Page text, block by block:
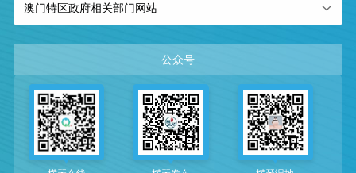
澳门特区政府相关部门网站
公众号